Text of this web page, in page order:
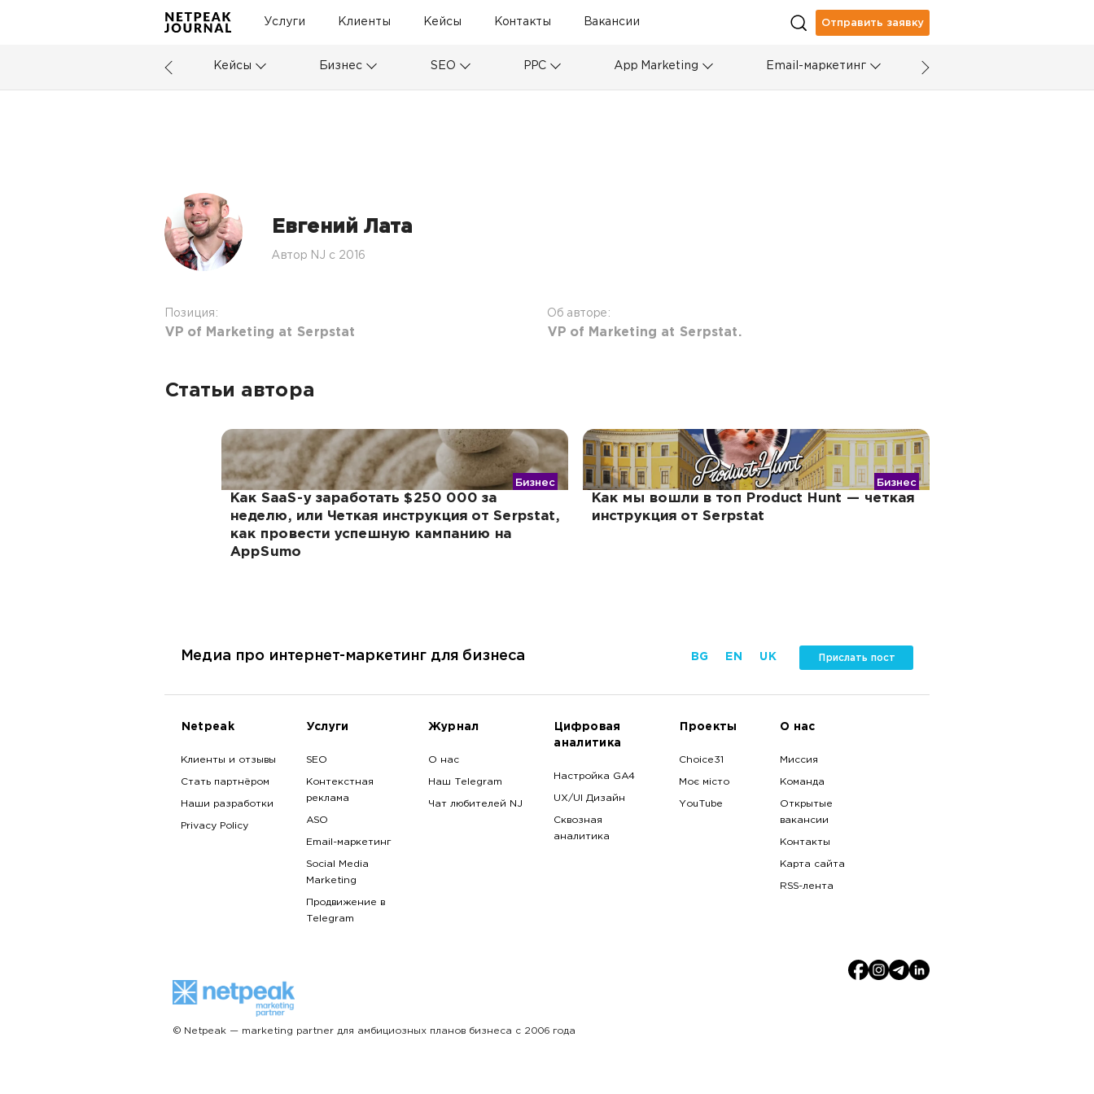
Услуги Клиенты Кейсы Контакты Вакансии Отправить заявку
Кейсы Бизнес SEO PPC App Marketing Email-маркетинг
Евгений Лата
Автор NJ c 2016
Позиция:
VP of Marketing at Serpstat
Об авторе:
VP of Marketing at Serpstat.
Статьи автора
Бизнес
Как SaaS-у заработать $250 000 за
неделю, или Четкая инструкция от Serpstat,
как провести успешную кампанию на
AppSumo
Бизнес
Как мы вошли в топ Product Hunt — четкая
инструкция от Serpstat
Медиа про интернет-маркетинг для бизнеса BG EN UK Прислать пост
Netpeak
Клиенты и отзывы
Стать партнёром
Наши разработки
Privacy Policy
Услуги
SEO
Контекстная
реклама
ASO
Email-маркетинг
Social Media
Marketing
Продвижение в
Telegram
Журнал
О нас
Наш Telegram
Чат любителей NJ
Цифровая
аналитика
Настройка GA4
UX/UI Дизайн
Сквозная
аналитика
Проекты
Choice31
Моє місто
YouTube
О нас
Миссия
Команда
Открытые
вакансии
Контакты
Карта сайта
RSS-лента
© Netpeak — marketing partner для амбициозных планов бизнеса с 2006 года